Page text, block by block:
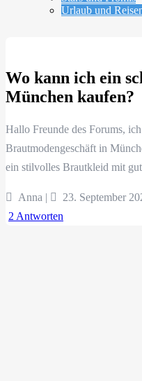
Urlaub und
Wo kann ich ein
München kaufen?
Hallo Freunde des Forums,
Brautmodengeschäft in
ein stilvolles Brautkleid mit
Anna | 23. September
2 Antworten